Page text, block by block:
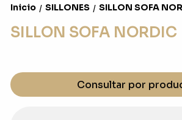
Inicio / SILLONES / SILLON SOFA
SILLON SOFA NORDIC
Consultar por